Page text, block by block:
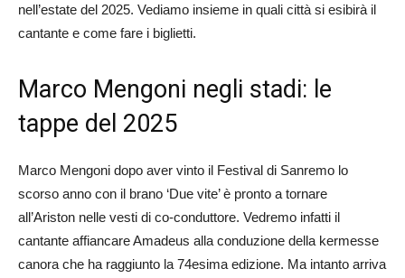
nell’estate del 2025. Vediamo insieme in quali città si esibirà il
cantante e come fare i biglietti.
Marco Mengoni negli stadi: le
tappe del 2025
Marco Mengoni dopo aver vinto il Festival di Sanremo lo
scorso anno con il brano ‘Due vite’ è pronto a tornare
all’Ariston nelle vesti di co-conduttore. Vedremo infatti il
cantante affiancare Amadeus alla conduzione della kermesse
canora che ha raggiunto la 74esima edizione. Ma intanto arriva